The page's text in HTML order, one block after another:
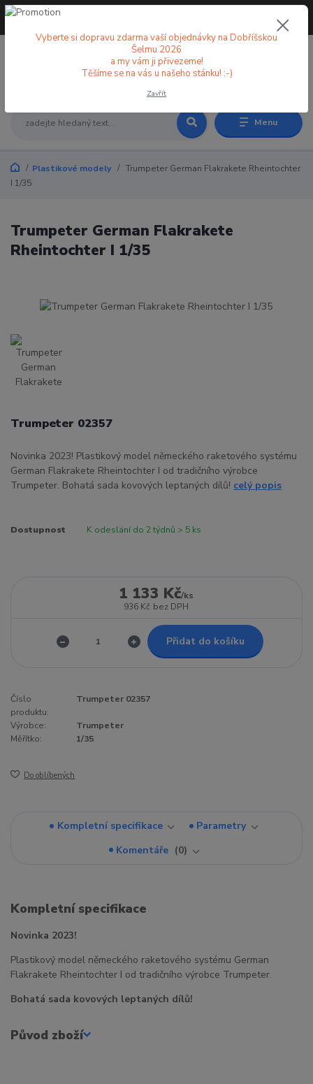
Menu
+420 773 998 582
Plastikové modely
Trumpeter German Flakrakete Rheintochter
I 1/35
Trumpeter German Flakrakete
Rheintochter I 1/35
Trumpeter 02357
Novinka 2023! Plastikový model německého raketového systému
German Flakrakete Rheintochter I od tradičního výrobce
Trumpeter. Bohatá sada kovových leptaných dílů! celý popis
Dostupnost K odeslání do 2 týdnů > 5 ks
1 133 Kč/ks
936 Kč bez DPH
Přidat do košíku
Číslo
produktu:
Trumpeter 02357
Výrobce:
Trumpeter
Měřítko:
1/35
Do oblíbených
Kompletní specifikace
Parametry
Komentáře
0
Kompletní specifikace
Novinka 2023!
Plastikový model německého raketového systému German
Flakrakete Rheintochter I od tradičního výrobce Trumpeter.
Bohatá sada kovových leptaných dílů!
Původ zboží
Vyberte si dopravu zdarma vaší objednávky na Dobříšskou
Šelmu 2026
a my vám ji přivezeme!
Těšíme se na vás u našeho stánku! :-)
Zavřít